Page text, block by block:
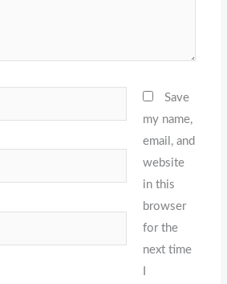
Save
my name,
email, and
website
in this
browser
for the
next time